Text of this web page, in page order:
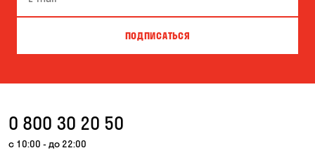
Вита-Почтовая Вишневое
ПОДПИСАТЬСЯ
0 800 30 20 50
с 10:00 - до 22:00